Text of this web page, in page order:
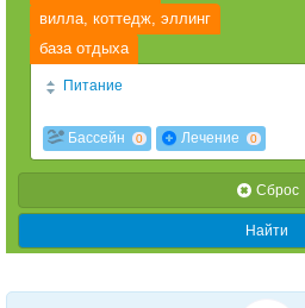
вилла, коттедж, эллинг
база отдыха
Питание
2х разовое 0 3х разовое 0
2-разовое завтрак+обед «шведский»
3-разовое «шведский» стол 0
Завтрак и ужин (по меню из 3-х блюд)
Бассейн 0 Лечение 0
Cброс
Найти